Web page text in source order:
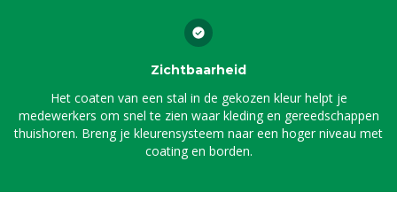
Zichtbaarheid
Het coaten van een stal in de gekozen kleur helpt je
medewerkers om snel te zien waar kleding en gereedschappen
thuishoren. Breng je kleurensysteem naar een hoger niveau met
coating en borden.